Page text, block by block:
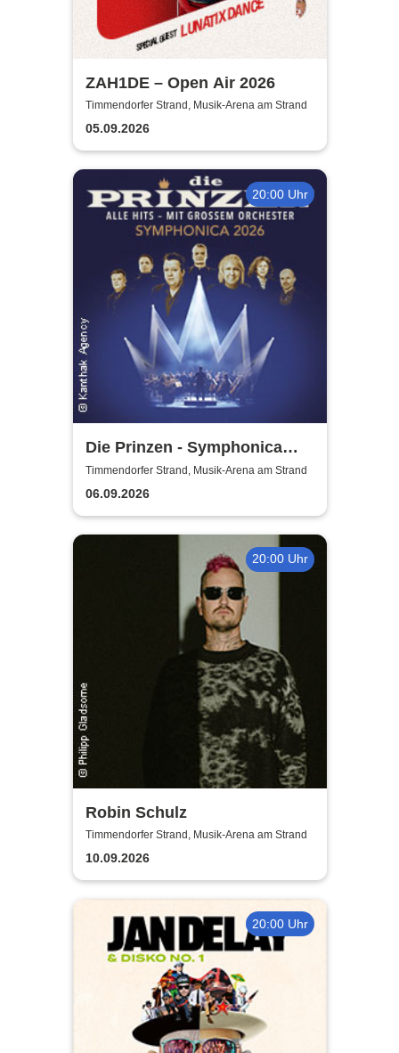
ZAH1DE – Open Air 2026
Timmendorfer Strand, Musik-Arena am Strand
05.09.2026
20:00 Uhr
Die Prinzen - Symphonica
2026
Timmendorfer Strand, Musik-Arena am Strand
06.09.2026
20:00 Uhr
Robin Schulz
Timmendorfer Strand, Musik-Arena am Strand
10.09.2026
20:00 Uhr